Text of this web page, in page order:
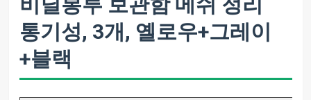
통기성, 3개, 옐로우+그레이
+블랙